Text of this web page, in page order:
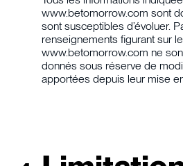
www.betomorrow.com sont
sont susceptibles d’évoluer.
renseignements figurant sur
www.betomorrow.com ne
donnés sous réserve de
apportées depuis leur mise